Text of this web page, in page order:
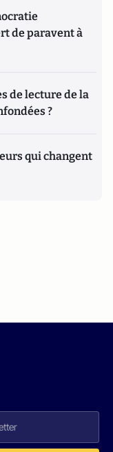
de paravent à
de lecture de la
?
qui changent